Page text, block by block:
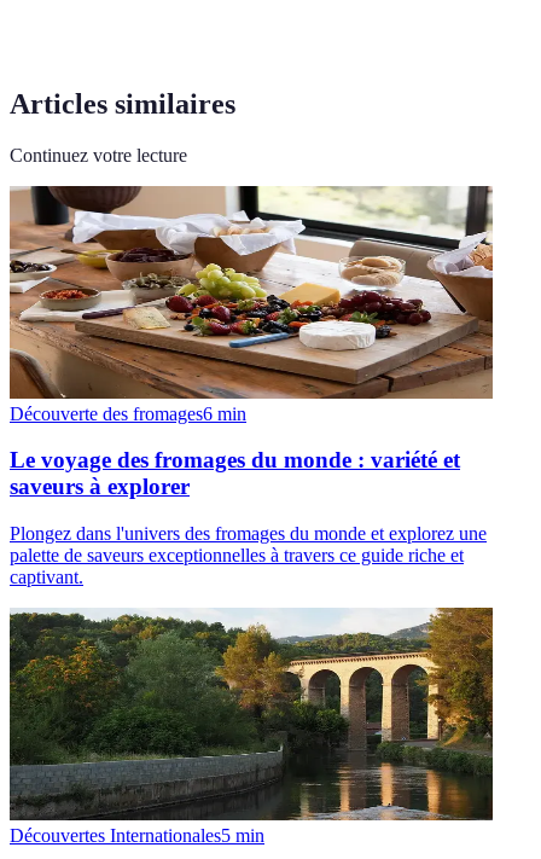
Articles similaires
Continuez votre lecture
Découverte des fromages6 min
Le voyage des fromages du monde : variété et
saveurs à explorer
Plongez dans l'univers des fromages du monde et explorez une
palette de saveurs exceptionnelles à travers ce guide riche et
captivant.
Découvertes Internationales5 min